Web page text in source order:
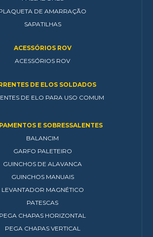
DE AMARRAÇÃO
SAPATILHAS
ACESSÓRIOS ROV
ACESSÓRIOS ROV
DE ELOS SOLDADOS
DE ELO PARA USO COMUM
E SOBRESSALENTES
BALANCIM
GARFO PALETEIRO
GUINCHOS DE ALAVANCA
GUINCHOS MANUAIS
LEVANTADOR MAGNÉTICO
PATESCAS
PEGA CHAPAS HORIZONTAL
PEGA CHAPAS VERTICAL